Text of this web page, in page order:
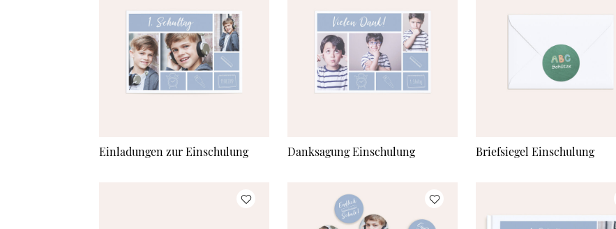
Einladungen zur Einschulung Danksagung Einschulung Briefsiegel Einschulung